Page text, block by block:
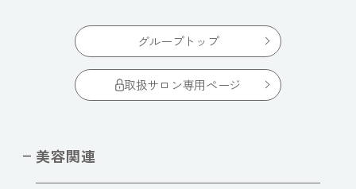
グループトップ
取扱サロン専用ページ
美容関連